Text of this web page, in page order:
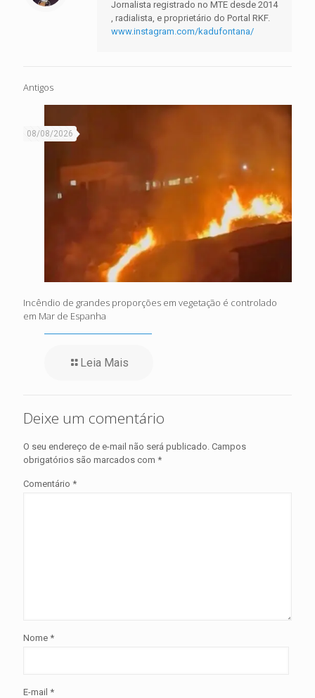
Jornalista registrado no MTE desde 2014
, radialista, e proprietário do Portal RKF.
www.instagram.com/kadufontana/
Antigos
08/08/2026
Incêndio de grandes proporções em vegetação é controlado
em Mar de Espanha
Leia Mais
Deixe um comentário
O seu endereço de e-mail não será publicado. Campos
obrigatórios são marcados com *
Comentário *
Nome *
E-mail *